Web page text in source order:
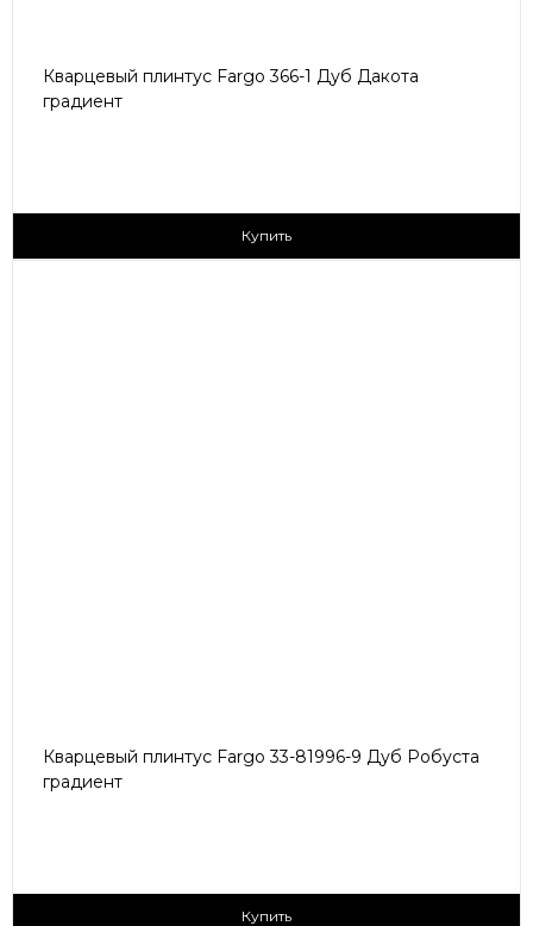
Кварцевый плинтус Fargo 366-1 Дуб Дакота
градиент
Купить
Кварцевый плинтус Fargo 33-81996-9 Дуб Робуста
градиент
Купить